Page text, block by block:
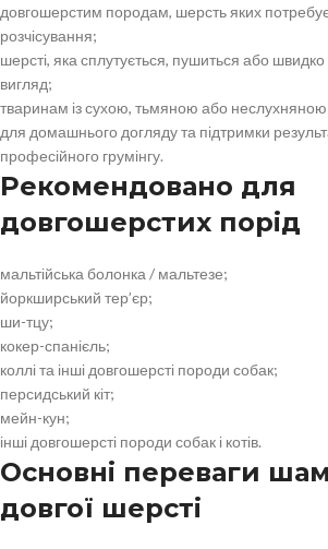
довгошерстим породам, шерсть яких
розчісування;
шерсті, яка сплутується, пушиться або
вигляд;
тваринам із сухою, тьмяною або
для домашнього догляду та підтримки
професійного грумінгу.
Рекомендовано для
довгошерстих порід
мальтійська болонка / мальтезе;
йоркширський тер’єр;
ши-тцу;
кокер-спанієль;
коллі та інші довгошерсті породи собак;
персидський кіт;
мейн-кун;
інші довгошерсті породи собак і котів.
Основні переваги
довгої шерсті